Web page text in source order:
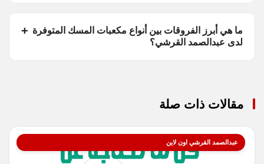
ما هي أبرز الفروقات بين أنواع مكعبات المسك المتوفرة
لدى عبدالصمد القرشي؟
مقالات ذات صلة
عبدالصمد القرشي اون لاين